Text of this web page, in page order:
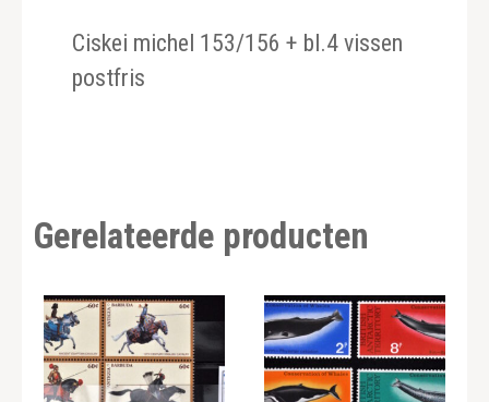
Ciskei michel 153/156 + bl.4 vissen
postfris
Gerelateerde producten